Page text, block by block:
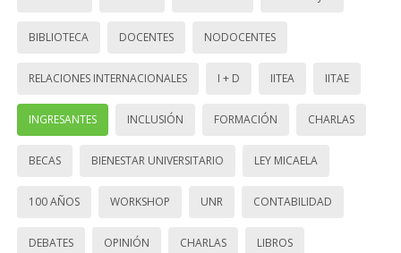
BIBLIOTECA DOCENTES NODOCENTES
RELACIONES INTERNACIONALES I + D IITEA IITAE
INGRESANTES INCLUSIÓN FORMACIÓN CHARLAS
BECAS BIENESTAR UNIVERSITARIO LEY MICAELA
100 AÑOS WORKSHOP UNR CONTABILIDAD
DEBATES OPINIÓN CHARLAS LIBROS